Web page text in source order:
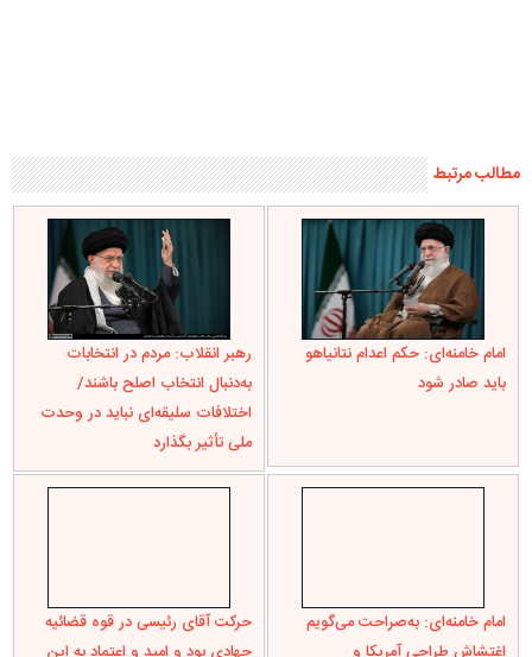
مطالب مرتبط
امام خامنه‌ای: حکم اعدام نتانیاهو
باید صادر شود
رهبر انقلاب: مردم در انتخابات
به‌دنبال انتخاب اصلح باشند/
اختلافات سلیقه‌ای نباید در وحدت
ملی تأثیر بگذارد
امام خامنه‌ای: به‌صراحت می‌گویم
حرکت آقای رئیسی در قوه قضائیه